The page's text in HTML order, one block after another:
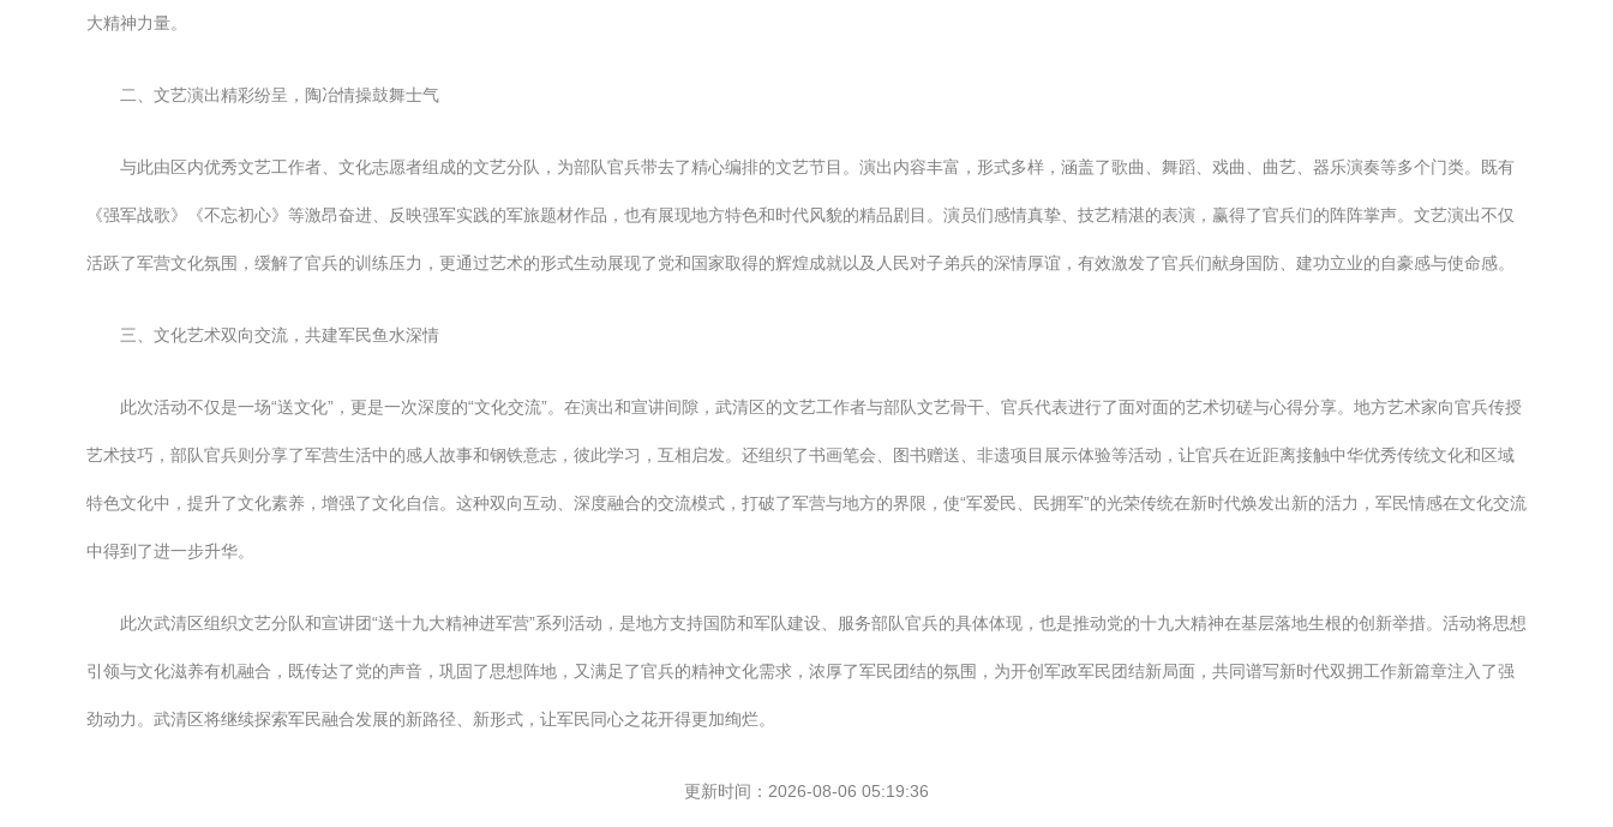
大精神力量。
二、文艺演出精彩纷呈，陶冶情操鼓舞士气
与此由区内优秀文艺工作者、文化志愿者组成的文艺分队，为部队官兵带去了精心编排的文艺节目。演出内容丰富，形式多样，涵盖了歌曲、舞蹈、戏曲、曲艺、器乐演奏等多个门类。既有
《强军战歌》《不忘初心》等激昂奋进、反映强军实践的军旅题材作品，也有展现地方特色和时代风貌的精品剧目。演员们感情真挚、技艺精湛的表演，赢得了官兵们的阵阵掌声。文艺演出不仅
活跃了军营文化氛围，缓解了官兵的训练压力，更通过艺术的形式生动展现了党和国家取得的辉煌成就以及人民对子弟兵的深情厚谊，有效激发了官兵们献身国防、建功立业的自豪感与使命感。
三、文化艺术双向交流，共建军民鱼水深情
此次活动不仅是一场“送文化”，更是一次深度的“文化交流”。在演出和宣讲间隙，武清区的文艺工作者与部队文艺骨干、官兵代表进行了面对面的艺术切磋与心得分享。地方艺术家向官兵传授
艺术技巧，部队官兵则分享了军营生活中的感人故事和钢铁意志，彼此学习，互相启发。还组织了书画笔会、图书赠送、非遗项目展示体验等活动，让官兵在近距离接触中华优秀传统文化和区域
特色文化中，提升了文化素养，增强了文化自信。这种双向互动、深度融合的交流模式，打破了军营与地方的界限，使“军爱民、民拥军”的光荣传统在新时代焕发出新的活力，军民情感在文化交流
中得到了进一步升华。
此次武清区组织文艺分队和宣讲团“送十九大精神进军营”系列活动，是地方支持国防和军队建设、服务部队官兵的具体体现，也是推动党的十九大精神在基层落地生根的创新举措。活动将思想
引领与文化滋养有机融合，既传达了党的声音，巩固了思想阵地，又满足了官兵的精神文化需求，浓厚了军民团结的氛围，为开创军政军民团结新局面，共同谱写新时代双拥工作新篇章注入了强
劲动力。武清区将继续探索军民融合发展的新路径、新形式，让军民同心之花开得更加绚烂。
更新时间：2026-08-06 05:19:36